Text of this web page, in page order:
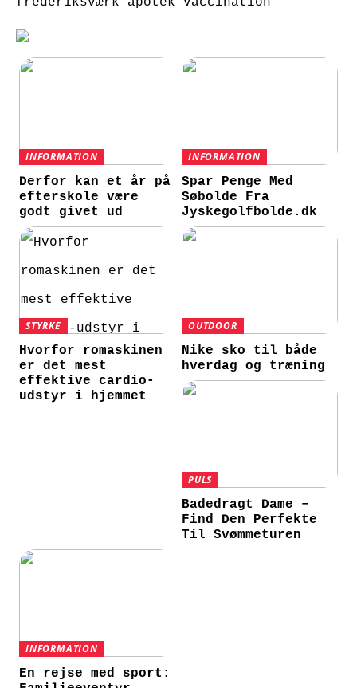
INFORMATION
Derfor kan et år på
efterskole være
godt givet ud
INFORMATION
Spar Penge Med
Søbolde Fra
Jyskegolfbolde.dk
STYRKE
Hvorfor romaskinen
er det mest
effektive cardio-
udstyr i hjemmet
OUTDOOR
Nike sko til både
hverdag og træning
PULS
Badedragt Dame –
Find Den Perfekte
Til Svømmeturen
INFORMATION
En rejse med sport: